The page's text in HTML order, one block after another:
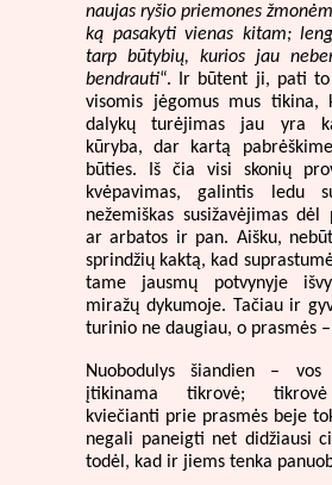
naujas ryšio priemones
ką pasakyti vienas kitam;
tarp būtybių, kurios jau
bendrauti“. Ir būtent ji, pati to
visomis jėgomus mus
dalykų turėjimas jau yra
kūryba, dar kartą
būties. Iš čia visi skonių
kvėpavimas, galintis ledu
nežemiškas susižavėjimas dėl
ar arbatos ir pan. Aišku,
sprindžių kaktą, kad
tame jausmų potvynyje
miražų dykumoje. Tačiau ir
turinio ne daugiau, o prasmės
Nuobodulys šiandien –
įtikinama tikrovė;
kviečianti prie prasmės beje
negali paneigti net didžiausi
todėl, kad ir jiems tenka